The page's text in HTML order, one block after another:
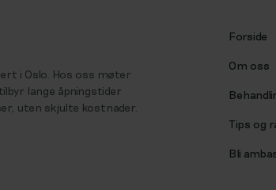
i Oslo. Hos oss møter
lange åpningstider
uten skjulte kostnader.
Forside
Om oss
Tips og
Bli